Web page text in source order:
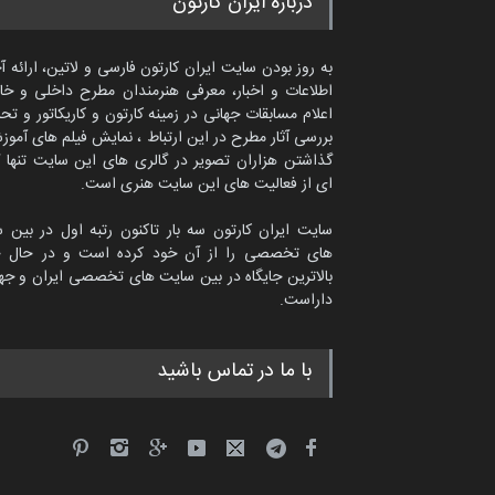
به روز بودن سایت ایران کارتون فارسی و لاتین، ارائه
اطلاعات و اخبار، معرفی هنرمندان مطرح داخلی و
اعلام مسابقات جهانی در زمینه کارتون و کاریکاتور و
بررسی آثار مطرح در این ارتباط ، نمایش فیلم های
گذاشتن هزاران تصویر در گالری های این سایت
ای از فعالیت های این سایت هنری است.
سایت ایران کارتون سه بار تاکنون رتبه اول در
های تخصصی را از آن خود کرده است و در حال
بالاترین جایگاه در بین سایت های تخصصی ایران و
داراست.
با ما در تماس باشید
امین الحباره از عربستان سعودی
کاریکاتور